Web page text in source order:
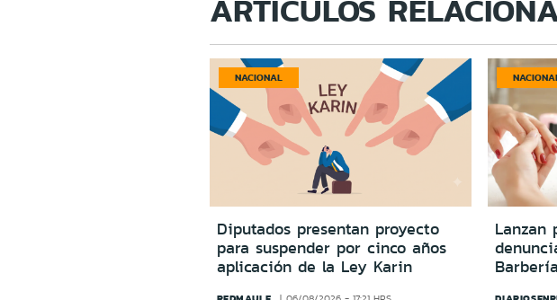
ARTÍCULOS
NACIONAL
Diputados presentan proyecto
para suspender por cinco años
aplicación de la Ley Karin
Lanzan